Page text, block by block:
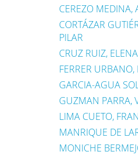
CEREZO MEDINA,
CORTÁZAR
PILAR
CRUZ RUIZ,
FERRER URBANO,
GARCIA-AGUA
GUZMAN PARRA,
LIMA CUETO,
MANRIQUE DE
MONICHE